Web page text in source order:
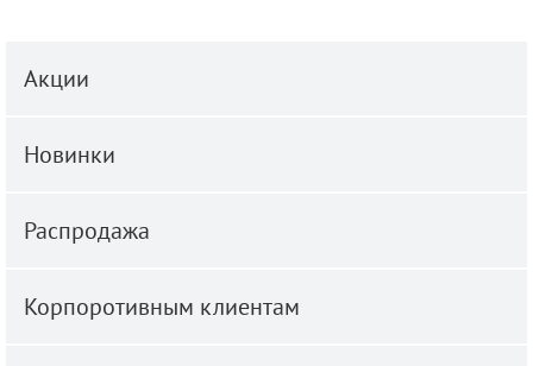
Акции
Новинки
Распродажа
Корпоротивным клиентам